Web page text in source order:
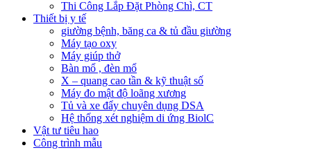
Thi Công Lắp Đặt Phòng Chì, CT
Thiết bị y tế
giường bệnh, băng ca & tủ đầu giường
Máy tạo oxy
Máy giúp thở
Bàn mổ , đèn mổ
X – quang cao tần & kỹ thuật số
Máy đo mật độ loãng xương
Tủ và xe đẩy chuyên dụng DSA
Hệ thống xét nghiệm di ứng BiolC
Vật tư tiêu hao
Công trình mẫu